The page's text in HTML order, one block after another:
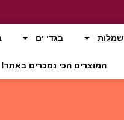
שמלות בגדי ים
המוצרים הכי נמכרים באתר!